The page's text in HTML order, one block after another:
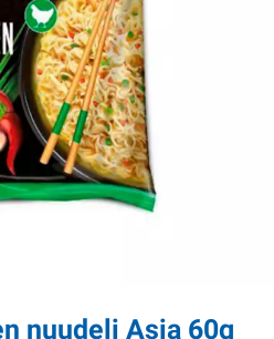
nuudeli Asia 60g